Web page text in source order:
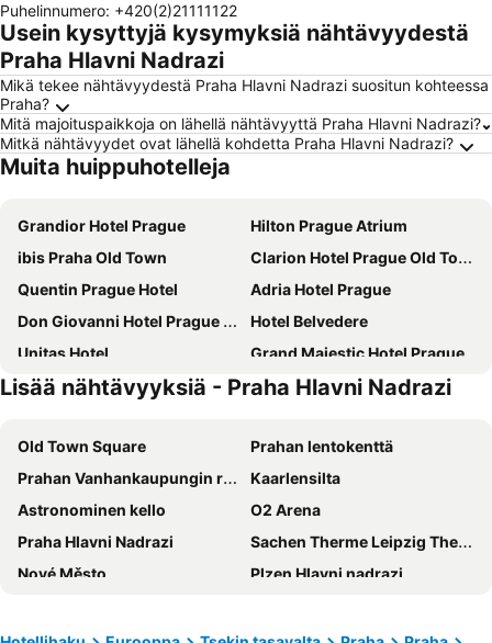
Puhelinnumero: +420(2)21111122
Usein kysyttyjä kysymyksiä nähtävyydestä
Praha Hlavni Nadrazi
Mikä tekee nähtävyydestä Praha Hlavni Nadrazi suositun kohteessa
Praha?
Mitä majoituspaikkoja on lähellä nähtävyyttä Praha Hlavni Nadrazi?
Mitkä nähtävyydet ovat lähellä kohdetta Praha Hlavni Nadrazi?
Muita huippuhotelleja
Grandior Hotel Prague
Hilton Prague Atrium
ibis Praha Old Town
Clarion Hotel Prague Old Town
Quentin Prague Hotel
Adria Hotel Prague
Don Giovanni Hotel Prague - Great Hotels of The World
Hotel Belvedere
Unitas Hotel
Grand Majestic Hotel Prague
Antik Hotel Prague
Eurostars Thalia
Charles Bridge Palace
Central Hotel Prague
Hermitage Hotel Prague
Occidental Praha Five
Hotel Relax Inn
a&o Praha Rhea
The Gold Bank
Grand Hotel Prague Towers
Clarion Congress Hotel Prague
The Cloud One Prague
Hotel Clement
ibis Praha Mala Strana
Lisää nähtävyyksiä - Praha Hlavni Nadrazi
Old Town Square
Prahan lentokenttä
Prahan Vanhankaupungin raatihuone
Kaarlensilta
Astronominen kello
O2 Arena
Praha Hlavni Nadrazi
Sachen Therme Leipzig Thermal Spa
Nové Město
Plzen Hlavni nadrazi
Žižkov
Hlavnínádraží Metro Station